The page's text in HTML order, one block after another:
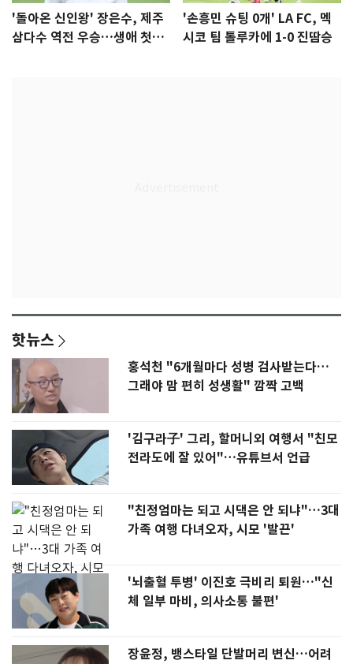
'돌아온 신인왕' 장은수, 제주
삼다수 역전 우승…생애 첫승
'손흥민 슈팅 0개' LA FC, 멕
시코 팀 톨루카에 1-0 진땀승
핫뉴스
홍석천 "6개월마다 성병 검사받는다…
그래야 맘 편히 성생활" 깜짝 고백
'김구라子' 그리, 할머니외 여행서 "친모
전라도에 잘 있어"…유튜브서 언급
"친정엄마는 되고 시댁은 안 되냐"…3대
가족 여행 다녀오자, 시모 '발끈'
'뇌출혈 투병' 이진호 극비리 퇴원…"신
체 일부 마비, 의사소통 불편'
장윤정, 뱅스타일 단발머리 변신…어려